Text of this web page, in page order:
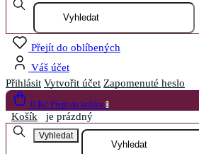
Přejít do oblíbených
Váš účet
Přihlásit Vytvořit účet Zapomenuté heslo
0 Kč Přejít do košíku 0
Košík je prázdný
Vyhledat